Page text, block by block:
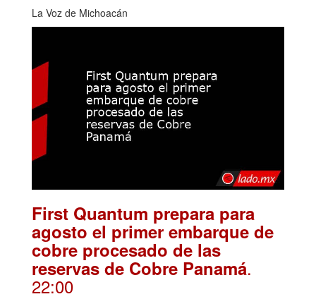
La Voz de Michoacán
First Quantum prepara para
agosto el primer embarque de
cobre procesado de las
reservas de Cobre Panamá.
22:00